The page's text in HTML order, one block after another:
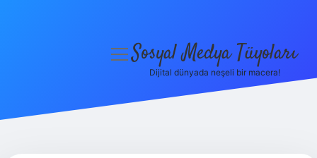
menüyüSosyal Medya Tüyoları
Dijital dünyada neşeli bir macera!